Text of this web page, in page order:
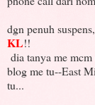
dgn penuh
KL!!
dia tanya me
blog me tu--East
tu...